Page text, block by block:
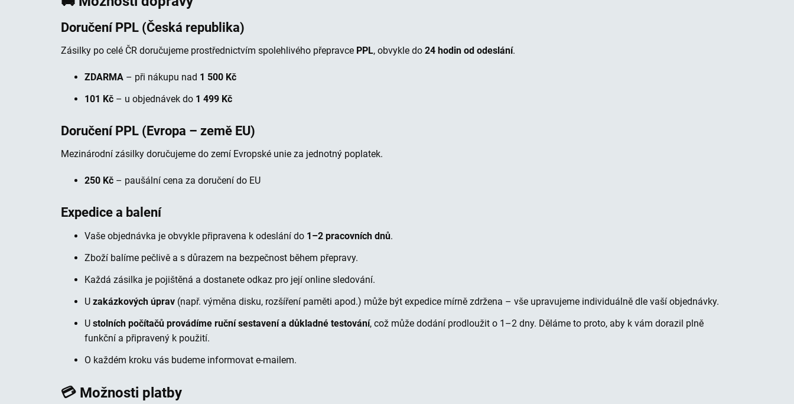
ž
n
o
s
p
a
a
z
b
Doručení PPL (Česká republika)
Zásilky po celé ČR doručujeme prostřednictvím spolehlivého přepravce PPL, obvykle do 24 hodin od odeslání.
ZDARMA – při nákupu nad 1 500 Kč
101 Kč – u objednávek do 1 499 Kč
Doručení PPL (Evropa – země EU)
Mezinárodní zásilky doručujeme do zemí Evropské unie za jednotný poplatek.
250 Kč – paušální cena za doručení do EU
Expedice a balení
Vaše objednávka je obvykle připravena k odeslání do 1–2 pracovních dnů.
Zboží balíme pečlivě a s důrazem na bezpečnost během přepravy.
Každá zásilka je pojištěná a dostanete odkaz pro její online sledování.
U zakázkových úprav (např. výměna disku, rozšíření paměti apod.) může být expedice mírně zdržena – vše upravujeme individuálně dle vaší objednávky.
U stolních počítačů provádíme ruční sestavení a důkladné testování, což může dodání prodloužit o 1–2 dny. Děláme to proto, aby k vám dorazil plně
funkční a připravený k použití.
O každém kroku vás budeme informovat e‑mailem.
💳 Možnosti platby